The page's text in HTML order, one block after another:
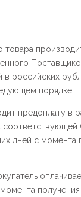
товара
в российских
порядке:
предоплату в
соответствующей
дней с момента